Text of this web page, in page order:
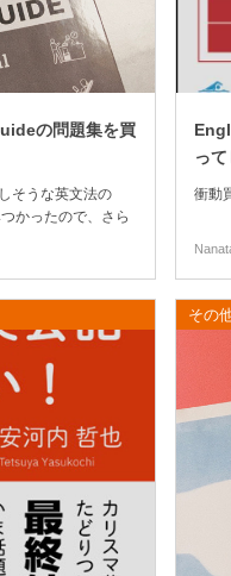
の問題集を買
そうな英文法の
かったので、さら
って
衝動
その